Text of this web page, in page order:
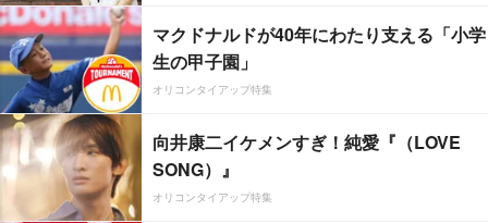
マクドナルドが40年にわたり支える「小学
生の甲子園」
オリコンタイアップ特集
向井康二イケメンすぎ！純愛『（LOVE
SONG）』
オリコンタイアップ特集